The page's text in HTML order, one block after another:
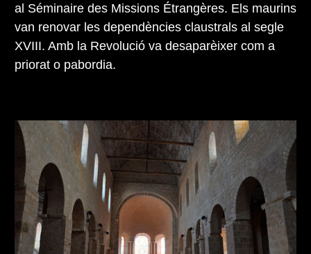
al Séminaire des Missions Étrangères. Els maurins
van renovar les dependències claustrals al segle
XVIII. Amb la Revolució va desaparèixer com a
priorat o pabordia.